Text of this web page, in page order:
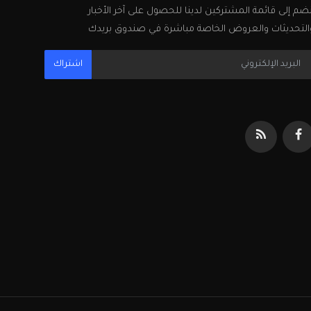
إلى قائمة المشتركين لدينا للحصول على آخر الأخبار
والعروض الخاصة مباشرة في صندوق بريدك
اشتراك